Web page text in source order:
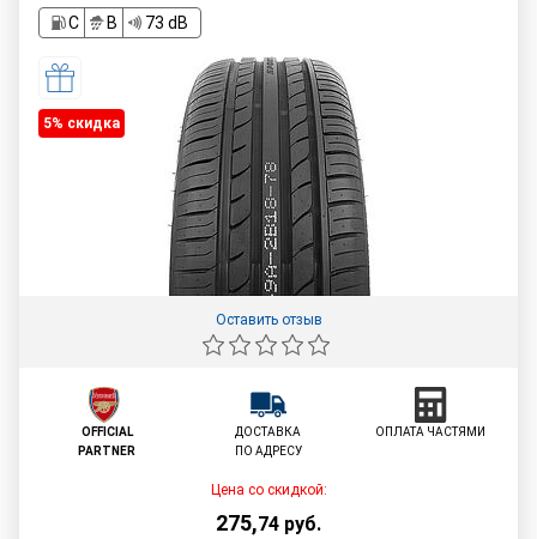
C
B 73 dB
5% cкидка
Оставить отзыв
OFFICIAL
PARTNER
ДОСТАВКА
ПО АДРЕСУ
ОПЛАТА ЧАСТЯМИ
Цена со скидкой:
275,74 руб.